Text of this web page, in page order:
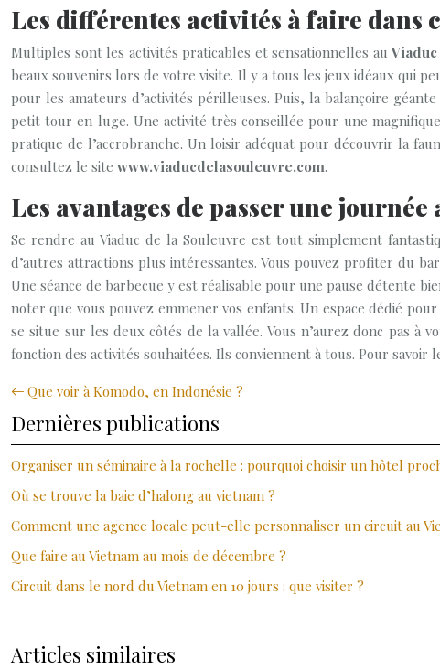
Les différentes activités à faire dans
Multiples sont les activités praticables et sensationnelles au
beaux souvenirs lors de votre visite. Il y a tous les jeux idéaux qui
pour les amateurs d’activités périlleuses. Puis, la balançoire
petit tour en luge. Une activité très conseillée pour une
pratique de l’accrobranche. Un loisir adéquat pour découvrir la
consultez le site www.viaducdelasouleuvre.com.
Les avantages de passer une
Se rendre au Viaduc de la Souleuvre est tout simplement
d’autres attractions plus intéressantes. Vous pouvez profiter du
Une séance de barbecue y est réalisable pour une pause détente
noter que vous pouvez emmener vos enfants. Un espace dédié
se situe sur les deux côtés de la vallée. Vous n’aurez donc pas
fonction des activités souhaitées. Ils conviennent à tous. Pour
Que voir à Komodo, en Indonésie ?
Dernières publications
Organiser un séminaire à la rochelle : pourquoi choisir un hôtel
Où se trouve la baie d’halong au vietnam ?
Comment une agence locale peut-elle personnaliser un circuit au
Que faire au Vietnam au mois de décembre ?
Circuit dans le nord du Vietnam en 10 jours : que visiter ?
Articles similaires